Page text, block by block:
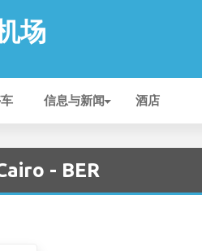
场
信息与新闻 酒店
- BER